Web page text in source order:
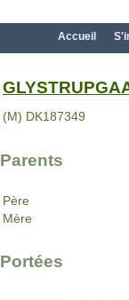
Accueil
(M) DK187349
Parents
Père
Mère
Portées